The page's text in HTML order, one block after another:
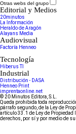
Otras webs del grupo
Editorial y Medios
20minutos
La Información
Heraldo de Aragón
Alayans Media
Audiovisual
Factoría Henneo
Tecnología
Hiberus TI
Industrial
Distribución - DASA
Henneo Print
imprentaonline.net
© 20 Minutos Editora, S.L.
Queda prohibida toda
párrafo segundo, de la Ley de
artículo 33.1 de Ley de Propiedad
derechos, por sí y por medio de